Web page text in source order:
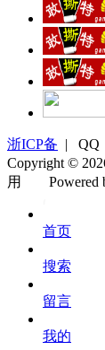
浙ICP备 | QQ
Copyright ©
用
库
Powered
首页
搜索
留言
我的